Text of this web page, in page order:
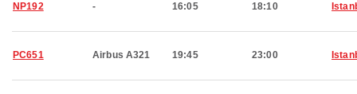
NP192 - 16:05 18:10
PC651 Airbus A321 19:45 23:00